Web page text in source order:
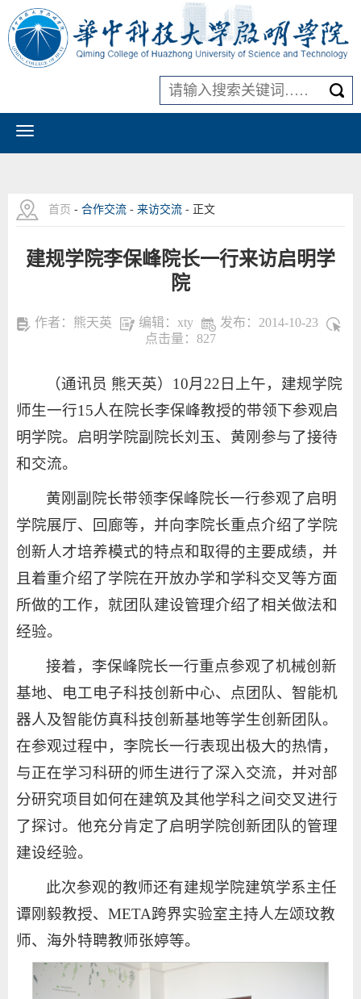
首页 - 合作交流 - 来访交流 - 正文
建规学院李保峰院长一行来访启明学
院
作者：熊天英 编辑：xty
发布：2014-10-23
点击量： 827
（通讯员 熊天英）10月22日上午，建规学院
师生一行15人在院长李保峰教授的带领下参观启
明学院。启明学院副院长刘玉、黄刚参与了接待
和交流。
黄刚副院长带领李保峰院长一行参观了启明
学院展厅、回廊等，并向李院长重点介绍了学院
创新人才培养模式的特点和取得的主要成绩，并
且着重介绍了学院在开放办学和学科交叉等方面
所做的工作，就团队建设管理介绍了相关做法和
经验。
接着，李保峰院长一行重点参观了机械创新
基地、电工电子科技创新中心、点团队、智能机
器人及智能仿真科技创新基地等学生创新团队。
在参观过程中，李院长一行表现出极大的热情，
与正在学习科研的师生进行了深入交流，并对部
分研究项目如何在建筑及其他学科之间交叉进行
了探讨。他充分肯定了启明学院创新团队的管理
建设经验。
此次参观的教师还有建规学院建筑学系主任
谭刚毅教授、META跨界实验室主持人左颂玟教
师、海外特聘教师张婷等。